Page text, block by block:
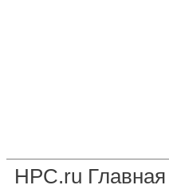
HPC.ru Главная